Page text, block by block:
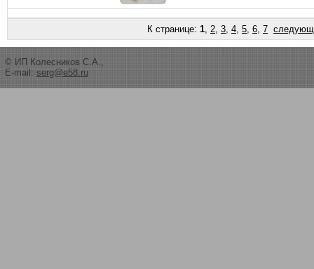
К странице: 1, 2, 3, 4, 5, 6, 7
© ИП Колесников С.А.,
E-mail: serg@e58.ru